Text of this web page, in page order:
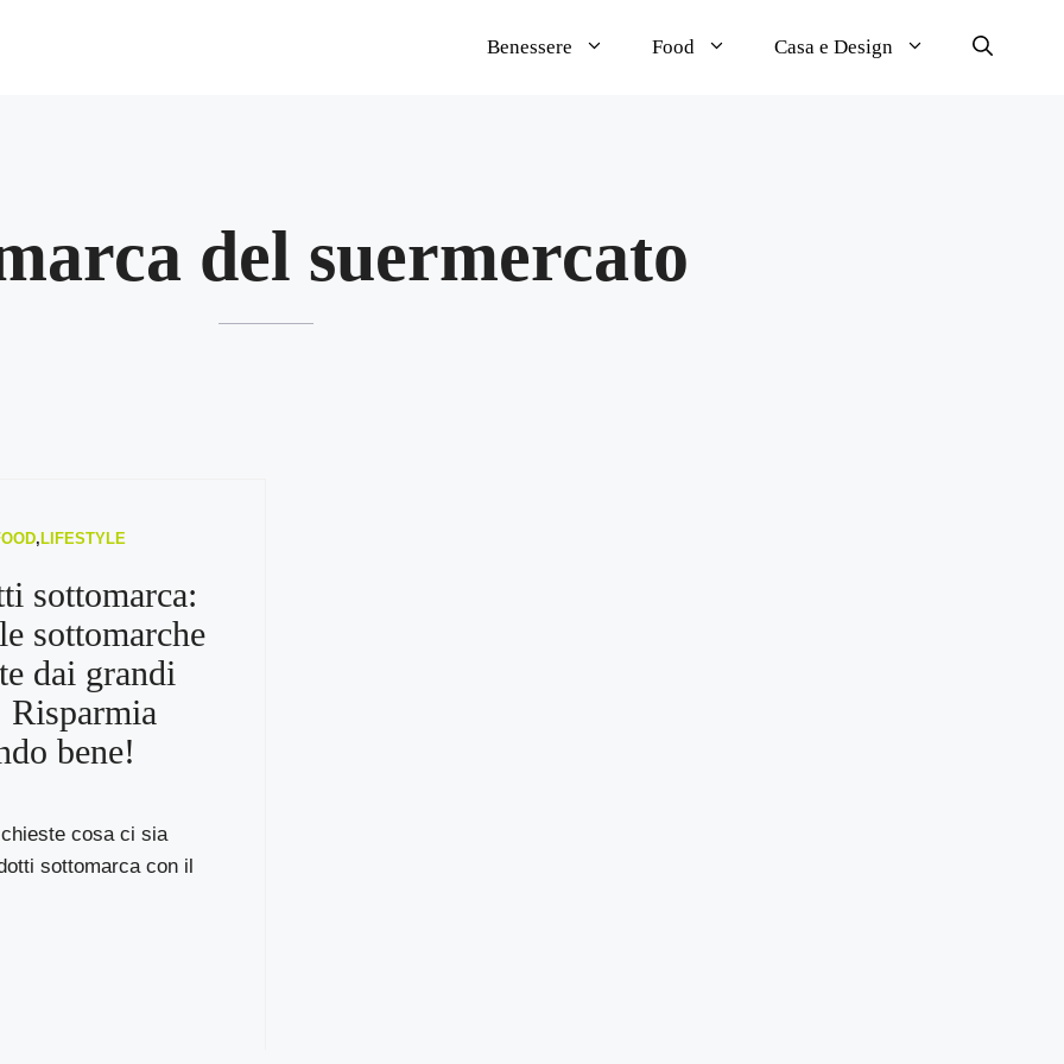
Benessere Food Casa e Design
del suermercato
, LIFESTYLE
sottomarca:
sottomarche
dai grandi
bene!
cosa ci sia
sottomarca con il